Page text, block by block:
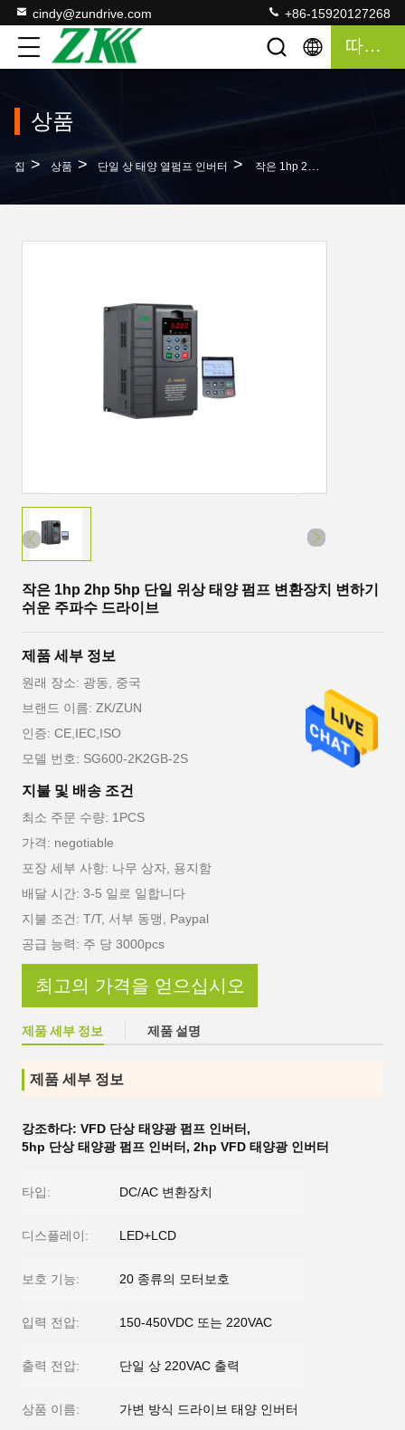
cindy@zundrive.com +86-15920127268
따옴표
상품
집 > 상품 > 단일 상 태양 열펌프 인버터 > 작은 1hp 2hp 5hp 단일 위상 태양 펌프 변환장치 변하기 쉬운 주파수 드라이브
작은 1hp 2hp 5hp 단일 위상 태양 펌프 변환장치 변하기
쉬운 주파수 드라이브
제품 세부 정보
원래 장소: 광동, 중국
브랜드 이름: ZK/ZUN
인증: CE,IEC,ISO
모델 번호: SG600-2K2GB-2S
지불 및 배송 조건
최소 주문 수량: 1PCS
가격: negotiable
포장 세부 사항: 나무 상자, 용지함
배달 시간: 3-5 일로 일합니다
지불 조건: T/T, 서부 동맹, Paypal
공급 능력: 주 당 3000pcs
최고의 가격을 얻으십시오
제품 세부 정보 제품 설명
제품 세부 정보
강조하다: VFD 단상 태양광 펌프 인버터 ,
5hp 단상 태양광 펌프 인버터 , 2hp VFD 태양광 인버터
타입: DC/AC 변환장치
디스플레이: LED+LCD
보호 기능: 20 종류의 모터보호
입력 전압: 150-450VDC 또는 220VAC
출력 전압: 단일 상 220VAC 출력
상품 이름: 가변 방식 드라이브 태양 인버터